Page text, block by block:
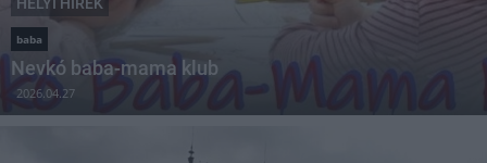
baba
Nevkó baba-mama klub
2026.04.27